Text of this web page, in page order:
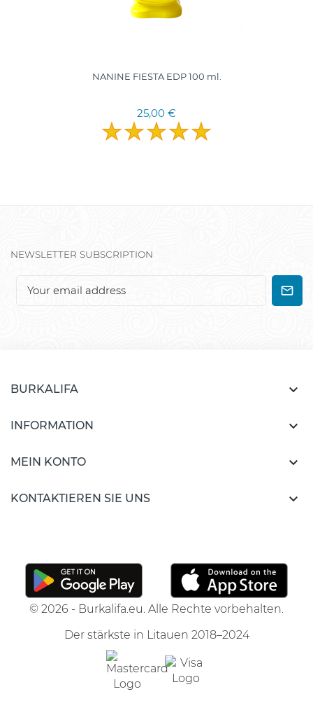
NANINE FIESTA EDP 100 ml.
25,00 €
NEWSLETTER SUBSCRIPTION
BURKALIFA 
INFORMATION 
MEIN KONTO 
KONTAKTIEREN SIE UNS 
© 2026 - Burkalifa.eu. Alle Rechte vorbehalten.
Der stärkste in Litauen 2018–2024